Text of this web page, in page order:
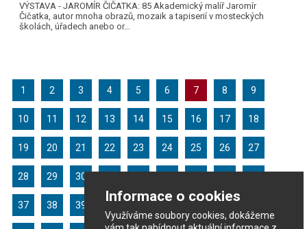
Informace o cookies
Využíváme soubory cookies, dokážeme
VÝSTAVA - JAROMÍR ČIČATKA: 85 Akademický malíř Jaromír
Čičatka, autor mnoha obrazů, mozaik a tapiserií v mosteckých
školách, úřadech anebo or…
1 2 3 4 5 6 7 8 9
10 11 12 13 14 15 16 17 18
19 20 21 22 23 24 25 26 27
28 29 30
37 38 39